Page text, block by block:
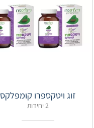
זוג ויטקספרו קומפלקס
2 יחידות